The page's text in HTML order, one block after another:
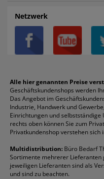
AGB
Datenschutz
Privatsphäre-Einstellungen
Über uns
Reklamation / Retouren
Vertrag widerrufen
Rabatte & Aktionen
Batterien
Bleistifte
Blöcke
Boardmarker
Briefumschläge
Druckerpatronen
Etiketten
Fineliner
Folienschreiber
Formulare
Gelschreiber
Geschäftsbücher
Kaffee
Ordner
Alco
Avery/Zweckform
Canon
Durable
DYMO
Edding
Esselte
Faber-Castell
Fellowes
Franken
Fripa
Netzwerk
Alle hier genannten Preise
Geschäftskundenshops werden
Das Angebot im
Industrie, Handwerk und
Einrichtungen und
rechts oben können Sie zum
Privatkundenshop verstehen sich
Multidistribution: Büro Bedarf
Sortimente mehrerer Lieferanten
jeweiligen Lieferanten sind als
und sind zu beachten.